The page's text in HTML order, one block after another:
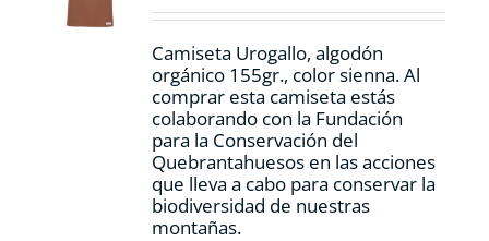
en
página
de
producto
Camiseta Urogallo, algodón
orgánico 155gr., color sienna. Al
comprar esta camiseta estás
colaborando con la Fundación
para la Conservación del
Quebrantahuesos en las acciones
que lleva a cabo para conservar la
biodiversidad de nuestras
montañas.